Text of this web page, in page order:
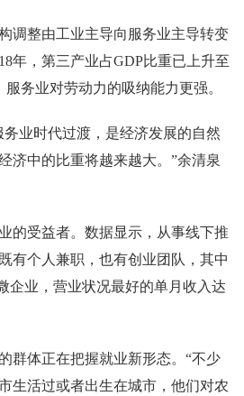
调整由工业主导向服务业主导转变
年，第三产业占GDP比重已上升至
务业对劳动力的吸纳能力更强。
务业时代过渡，是经济发展的自然
济中的比重将越来越大。”余清泉
的受益者。数据显示，从事线下推
有个人兼职，也有创业团队，其中
企业，营业状况最好的单月收入达
群体正在把握就业新形态。“不少
生活过或者出生在城市，他们对农